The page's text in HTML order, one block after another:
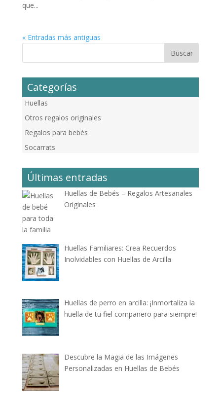
que...
« Entradas más antiguas
Categorías
Huellas
Otros regalos originales
Regalos para bebés
Socarrats
Últimas entradas
Huellas de Bebés – Regalos Artesanales
Originales
Huellas Familiares: Crea Recuerdos
Inolvidables con Huellas de Arcilla
Huellas de perro en arcilla: ¡Inmortaliza la
huella de tu fiel compañero para siempre!
Descubre la Magia de las Imágenes
Personalizadas en Huellas de Bebés